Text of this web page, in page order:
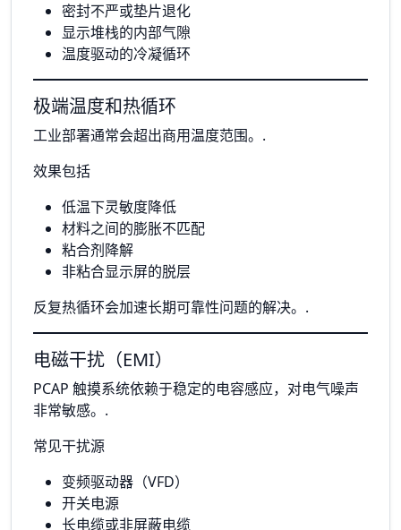
密封不严或垫片退化
显示堆栈的内部气隙
温度驱动的冷凝循环
极端温度和热循环
工业部署通常会超出商用温度范围。.
效果包括
低温下灵敏度降低
材料之间的膨胀不匹配
粘合剂降解
非粘合显示屏的脱层
反复热循环会加速长期可靠性问题的解决。.
电磁干扰（EMI）
PCAP 触摸系统依赖于稳定的电容感应，对电气噪声
非常敏感。.
常见干扰源
变频驱动器（VFD）
开关电源
长电缆或非屏蔽电缆